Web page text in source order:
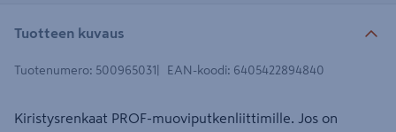
Tuotteen kuvaus
Tuotenumero: 500965031 EAN-koodi: 6405422894840
Kiristysrenkaat PROF-muoviputkenliittimille. Jos on